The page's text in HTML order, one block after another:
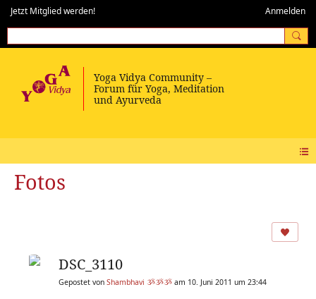
Jetzt Mitglied werden! Anmelden
Fotos
DSC_3110
Gepostet von Shambhavi ૐૐૐ am 10. Juni 2011 um 23:44